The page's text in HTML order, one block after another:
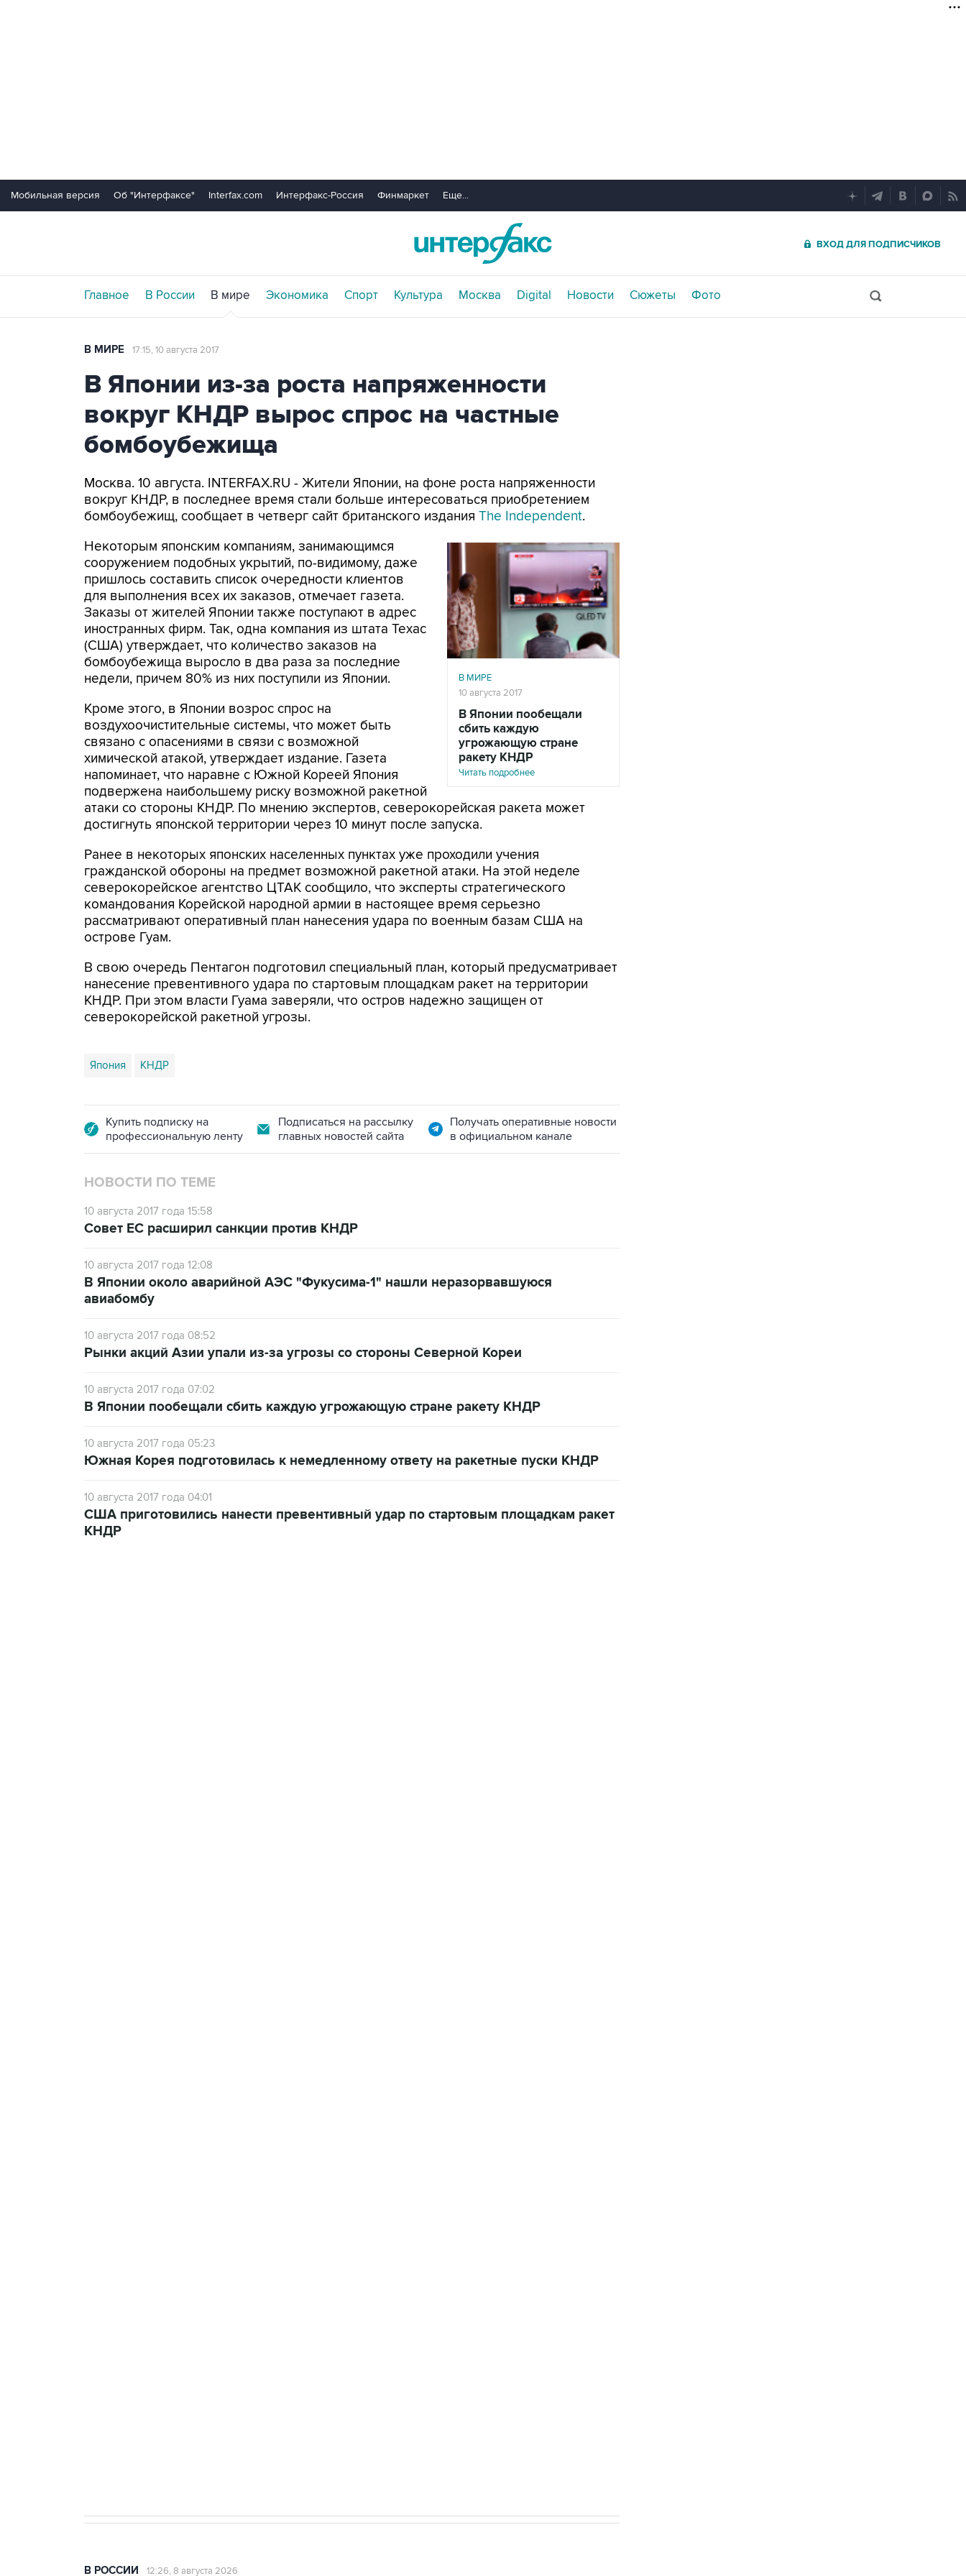
Мобильная версия Об "Интерфаксе" Interfax.com Интерфакс-Россия Финмаркет Еще...
ВХОД ДЛЯ ПОДПИСЧИКОВ
Главное В России В мире Экономика Спорт Культура Москва Digital Новости Сюжеты Фото
В МИРЕ 17:15, 10 августа 2017
В Японии из-за роста напряженности
вокруг КНДР вырос спрос на частные
бомбоубежища
Москва. 10 августа. INTERFAX.RU - Жители Японии, на фоне роста напряженности
вокруг КНДР, в последнее время стали больше интересоваться приобретением
бомбоубежищ, сообщает в четверг сайт британского издания The Independent.
В МИРЕ
10 августа 2017
В Японии пообещали
сбить каждую
угрожающую стране
ракету КНДР
Читать подробнее
Некоторым японским компаниям, занимающимся
сооружением подобных укрытий, по-видимому, даже
пришлось составить список очередности клиентов
для выполнения всех их заказов, отмечает газета.
Заказы от жителей Японии также поступают в адрес
иностранных фирм. Так, одна компания из штата Техас
(США) утверждает, что количество заказов на
бомбоубежища выросло в два раза за последние
недели, причем 80% из них поступили из Японии.
Кроме этого, в Японии возрос спрос на
воздухоочистительные системы, что может быть
связано с опасениями в связи с возможной
химической атакой, утверждает издание. Газета
напоминает, что наравне с Южной Кореей Япония
подвержена наибольшему риску возможной ракетной
атаки со стороны КНДР. По мнению экспертов, северокорейская ракета может
достигнуть японской территории через 10 минут после запуска.
Ранее в некоторых японских населенных пунктах уже проходили учения
гражданской обороны на предмет возможной ракетной атаки. На этой неделе
северокорейское агентство ЦТАК сообщило, что эксперты стратегического
командования Корейской народной армии в настоящее время серьезно
рассматривают оперативный план нанесения удара по военным базам США на
острове Гуам.
В свою очередь Пентагон подготовил специальный план, который предусматривает
нанесение превентивного удара по стартовым площадкам ракет на территории
КНДР. При этом власти Гуама заверяли, что остров надежно защищен от
северокорейской ракетной угрозы.
Япония КНДР
Купить подписку на
профессиональную ленту
Подписаться на рассылку
главных новостей сайта
Получать оперативные новости
в официальном канале
НОВОСТИ ПО ТЕМЕ
10 августа 2017 года 15:58
Совет ЕС расширил санкции против КНДР
10 августа 2017 года 12:08
В Японии около аварийной АЭС "Фукусима-1" нашли неразорвавшуюся
авиабомбу
10 августа 2017 года 08:52
Рынки акций Азии упали из-за угрозы со стороны Северной Кореи
10 августа 2017 года 07:02
В Японии пообещали сбить каждую угрожающую стране ракету КНДР
10 августа 2017 года 05:23
Южная Корея подготовилась к немедленному ответу на ракетные пуски КНДР
10 августа 2017 года 04:01
США приготовились нанести превентивный удар по стартовым площадкам ракет
КНДР
В РОССИИ 12:26, 8 августа 2026